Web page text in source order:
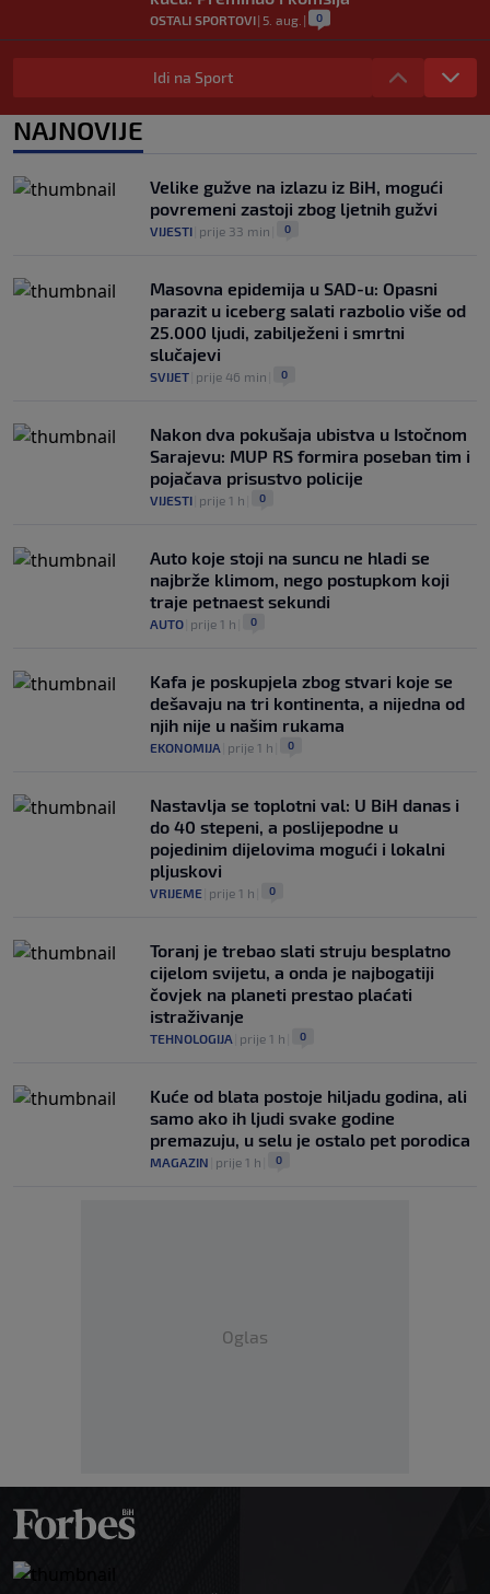
OSTALI SPORTOVI| 5. aug. | 0
Nestvarne scene u Trabzonu i
spektakularan doček za Salaha: "Ovdje
je 25.000 ljudi" (FOTO/VIDEO)
0
domaće utakmice na Koševu: Stadion ne
ispunjava uslove
VIJESTI 0
Idi na Sport
NAJNOVIJE
Velike gužve na izlazu iz BiH, mogući
povremeni zastoji zbog ljetnih gužvi
VIJESTI prije 33 min 0
Masovna epidemija u SAD-u: Opasni
parazit u iceberg salati razbolio više od
25.000 ljudi, zabilježeni i smrtni
slučajevi
SVIJET prije 46 min 0
Nakon dva pokušaja ubistva u Istočnom
Sarajevu: MUP RS formira poseban tim i
pojačava prisustvo policije
VIJESTI prije 1 h 0
Auto koje stoji na suncu ne hladi se
najbrže klimom, nego postupkom koji
traje petnaest sekundi
AUTO prije 1 h 0
Kafa je poskupjela zbog stvari koje se
dešavaju na tri kontinenta, a nijedna od
njih nije u našim rukama
EKONOMIJA prije 1 h 0
Nastavlja se toplotni val: U BiH danas i
do 40 stepeni, a poslijepodne u
pojedinim dijelovima mogući i lokalni
pljuskovi
VRIJEME prije 1 h 0
Toranj je trebao slati struju besplatno
cijelom svijetu, a onda je najbogatiji
čovjek na planeti prestao plaćati
istraživanje
TEHNOLOGIJA prije 1 h 0
Kuće od blata postoje hiljadu godina, ali
samo ako ih ljudi svake godine
premazuju, u selu je ostalo pet porodica
MAGAZIN prije 1 h 0
Oglas